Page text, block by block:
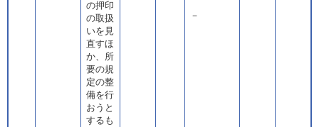
の押印
の取扱
いを見
直すほ
か、所
要の規
定の整
備を行
おうと
するも
－